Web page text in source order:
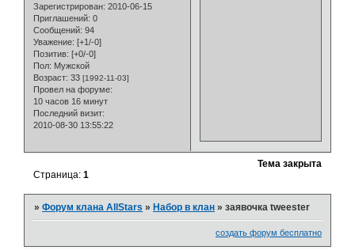
Зарегистрирован: 2010-06-15
Приглашений: 0
Сообщений: 94
Уважение: [+1/-0]
Позитив: [+0/-0]
Пол: Мужской
Возраст: 33 [1992-11-03]
Провел на форуме:
10 часов 16 минут
Последний визит:
2010-08-30 13:55:22
Тема закрыта
Страница:1
»Форум клана AllStars » Набор в клан »заявочка tweester
создать форум бесплатно